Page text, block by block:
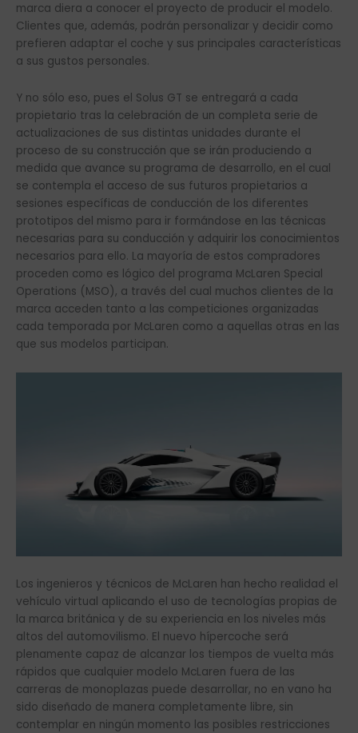
marca diera a conocer el proyecto de producir el modelo.
Clientes que, además, podrán personalizar y decidir como
prefieren adaptar el coche y sus principales características
a sus gustos personales.
Y no sólo eso, pues el Solus GT se entregará a cada
propietario tras la celebración de un completa serie de
actualizaciones de sus distintas unidades durante el
proceso de su construcción que se irán produciendo a
medida que avance su programa de desarrollo, en el cual
se contempla el acceso de sus futuros propietarios a
sesiones específicas de conducción de los diferentes
prototipos del mismo para ir formándose en las técnicas
necesarias para su conducción y adquirir los conocimientos
necesarios para ello. La mayoría de estos compradores
proceden como es lógico del programa McLaren Special
Operations (MSO), a través del cual muchos clientes de la
marca acceden tanto a las competiciones organizadas
cada temporada por McLaren como a aquellas otras en las
que sus modelos participan.
Los ingenieros y técnicos de McLaren han hecho realidad el
vehículo virtual aplicando el uso de tecnologías propias de
la marca británica y de su experiencia en los niveles más
altos del automovilismo. El nuevo hípercoche será
plenamente capaz de alcanzar los tiempos de vuelta más
rápidos que cualquier modelo McLaren fuera de las
carreras de monoplazas puede desarrollar, no en vano ha
sido diseñado de manera completamente libre, sin
contemplar en ningún momento las posibles restricciones